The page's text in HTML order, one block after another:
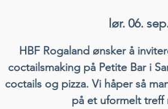
lør. 06.
HBF Rogaland ønsker å
coctailsmaking på Petite Bar i
coctails og pizza. Vi håper så
på et uformelt